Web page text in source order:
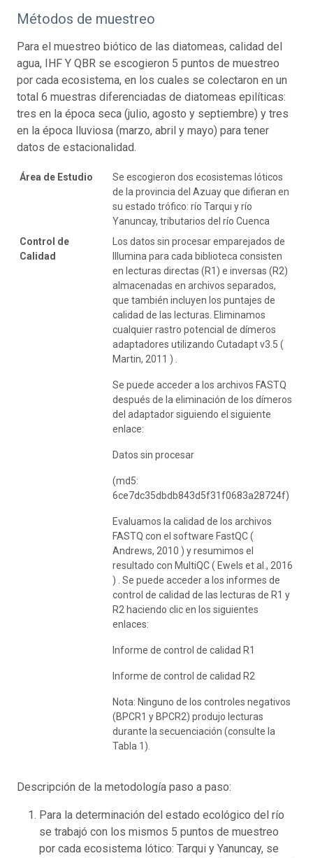
Métodos de muestreo
Para el muestreo biótico de las diatomeas, calidad del
agua, IHF Y QBR se escogieron 5 puntos de muestreo
por cada ecosistema, en los cuales se colectaron en un
total 6 muestras diferenciadas de diatomeas epilíticas:
tres en la época seca (julio, agosto y septiembre) y tres
en la época lluviosa (marzo, abril y mayo) para tener
datos de estacionalidad.
Área de Estudio
Se escogieron dos ecosistemas lóticos
de la provincia del Azuay que difieran en
su estado trófico: río Tarqui y río
Yanuncay, tributarios del río Cuenca
Control de
Calidad
Los datos sin procesar emparejados de
Illumina para cada biblioteca consisten
en lecturas directas (R1) e inversas (R2)
almacenadas en archivos separados,
que también incluyen los puntajes de
calidad de las lecturas. Eliminamos
cualquier rastro potencial de dímeros
adaptadores utilizando Cutadapt v3.5 (
Martin, 2011 ) .
Se puede acceder a los archivos FASTQ
después de la eliminación de los dímeros
del adaptador siguiendo el siguiente
enlace:
Datos sin procesar
(md5:
6ce7dc35dbdb843d5f31f0683a28724f)
Evaluamos la calidad de los archivos
FASTQ con el software FastQC (
Andrews, 2010 ) y resumimos el
resultado con MultiQC ( Ewels et al., 2016
) . Se puede acceder a los informes de
control de calidad de las lecturas de R1 y
R2 haciendo clic en los siguientes
enlaces:
Informe de control de calidad R1
Informe de control de calidad R2
Nota: Ninguno de los controles negativos
(BPCR1 y BPCR2) produjo lecturas
durante la secuenciación (consulte la
Tabla 1).
Descripción de la metodología paso a paso:
Para la determinación del estado ecológico del río
se trabajó con los mismos 5 puntos de muestreo
por cada ecosistema lótico: Tarqui y Yanuncay, se